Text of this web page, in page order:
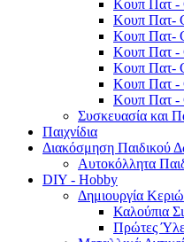
Κουπ Πατ -
Κουπ Πατ-
Κουπ Πατ-
Κουπ Πατ -
Κουπ Πατ-
Κουπ Πατ -
Κουπ Πατ -
Συσκευασία και
Παιχνίδια
Διακόσμηση Παιδικού
Αυτοκόλλητα
DIY - Hobby
Δημιουργία
Καλούπια
Πρώτες